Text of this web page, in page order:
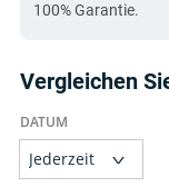
100% Garantie.
Vergleichen